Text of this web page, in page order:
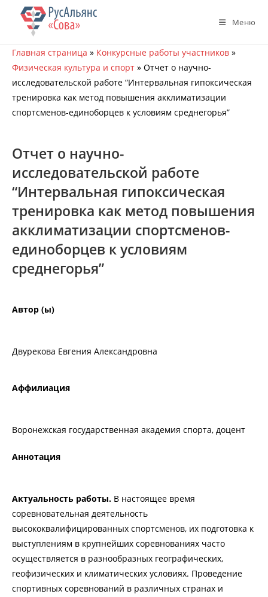
Перейти
содержимому
Меню
Главная страница » Конкурсные работы участников »
Физическая культура и спорт » Отчет о научно-
исследовательской работе “Интервальная гипоксическая
тренировка как метод повышения акклиматизации
спортсменов-единоборцев к условиям среднегорья”
Отчет о научно-
исследовательской работе
“Интервальная гипоксическая
тренировка как метод повышения
акклиматизации спортсменов-
единоборцев к условиям
среднегорья”
Автор (ы)
Двурекова Евгения Александровна
Аффилиация
Воронежская государственная академия спорта, доцент
Аннотация
Актуальность работы. В настоящее время
соревновательная деятельность
высококвалифицированных спортсменов, их подготовка к
выступлениям в крупнейших соревнованиях часто
осуществляется в разнообразных географических,
геофизических и климатических условиях. Проведение
спортивных соревнований в различных странах и